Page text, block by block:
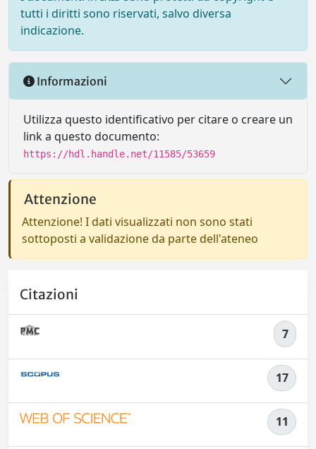
tutti i diritti sono riservati, salvo diversa
indicazione.
Informazioni
Utilizza questo identificativo per citare o creare un
link a questo documento:
https://hdl.handle.net/11585/53659
Attenzione
Attenzione! I dati visualizzati non sono stati
sottoposti a validazione da parte dell'ateneo
Citazioni
7
17
11